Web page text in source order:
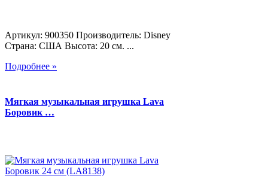
Артикул: 900350 Производитель: Disney
Страна: США Высота: 20 см. ...
Подробнее »
Мягкая музыкальная игрушка Lava
Боровик …